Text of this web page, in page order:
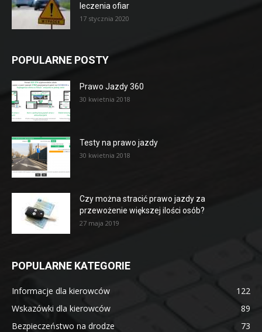
leczenia ofiar
17 stycznia 2020
POPULARNE POSTY
Prawo Jazdy 360
30 kwietnia 2018
Testy na prawo jazdy
30 kwietnia 2018
Czy można stracić prawo jazdy za
przewożenie większej ilości osób?
27 maja 2019
POPULARNE KATEGORIE
Informacje dla kierowców
122
Wskazówki dla kierowców
89
Bezpieczeństwo na drodze
73